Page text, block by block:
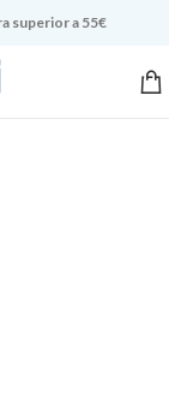
superior a 55€